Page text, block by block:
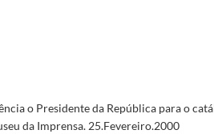
de cartoon". Associação Museu da Imprensa.
75 anos da Associação Humanitária dos Bombeiros
de Pais. Bragança, 25 de Março de 2000
Sr. V. Putin pelo Presidente da República
de Endoscopia Digestiva, organizada pelo
do Movimento Rotário de Portugal. 13-Abril.2000
o Presidente da República para o
da Imprensa. 25.Fevereiro.2000